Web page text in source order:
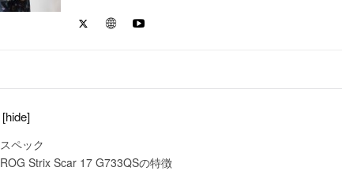
[hide]
スペック
ROG Strix Scar 17 G733QSの特徴